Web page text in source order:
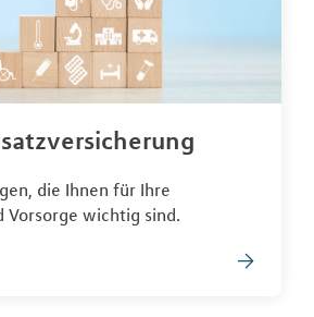
die Ihnen für Ihre
Vorsorge wichtig sind.